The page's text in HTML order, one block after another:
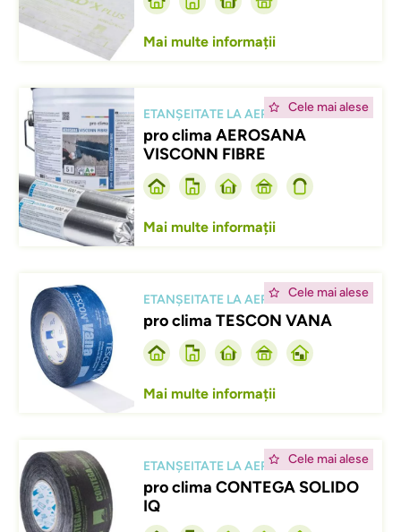
Mai multe informații
Cele mai alese
Afbeelding
ETANȘEITATE LA AER
pro clima AEROSANA
VISCONN FIBRE
Mai multe informații
Cele mai alese
Afbeelding
ETANȘEITATE LA AER
pro clima TESCON VANA
Mai multe informații
Cele mai alese
Afbeelding
ETANȘEITATE LA AER
pro clima CONTEGA SOLIDO
IQ